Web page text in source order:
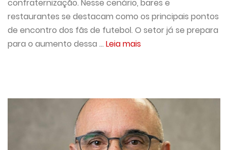
confraternização. Nesse cenário, bares e
restaurantes se destacam como os principais pontos
de encontro dos fãs de futebol. O setor já se prepara
para o aumento dessa ... Leia mais